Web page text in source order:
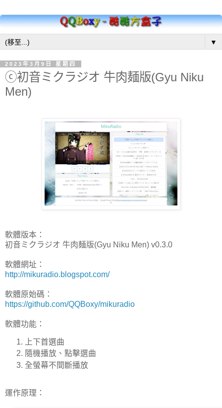
▼
2023年3月9日 星期四
ⓒ初音ミクラジオ 牛肉麺版(Gyu Niku
Men)
軟體版本：
初音ミクラジオ 牛肉麺版(Gyu Niku Men) v0.3.0
軟體網址：
http://mikuradio.blogspot.com/
軟體原始碼：
https://github.com/QQBoxy/mikuradio
軟體功能：
上下首選曲
隨機播放、點擊選曲
全螢幕不間斷播放
運作原理：